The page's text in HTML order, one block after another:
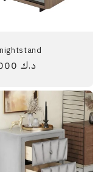
85.000 د.ك